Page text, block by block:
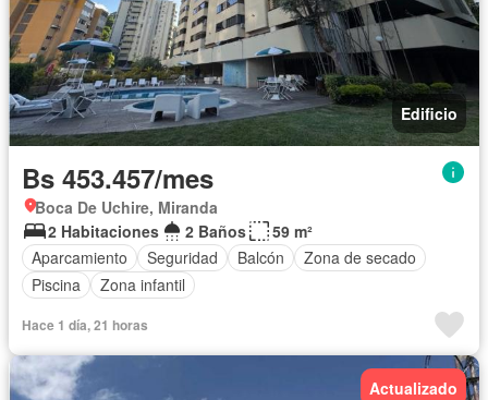
Edificio
Bs 453.457/mes
Boca De Uchire, Miranda
2 Habitaciones
2 Baños
59 m²
Aparcamiento
Seguridad Balcón
Zona de secado
Piscina
Zona infantil
Hace 1 día, 21 horas
Actualizado